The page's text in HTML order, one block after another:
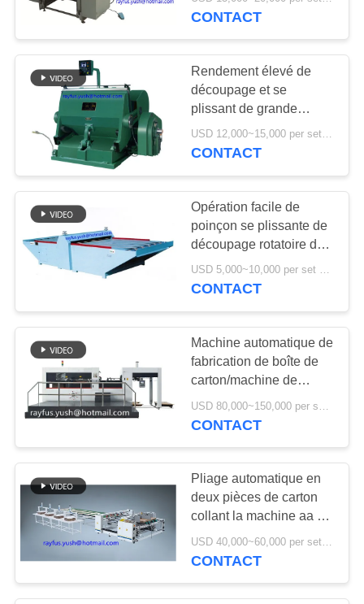
PRIVACY
POLICY
Imprimante Slotter
Die Cutter de Flexo
machine ondulée de
gifle simple
14
rouleau de papier à
la machine de
découpe de feuille
machine de
12
lamineur a adapté aux
CONTACT
Rendement élevé de
découpage et se
plissant de grande
pression de machine de
fonction multi
USD 12,000~15,000 per set MOQ:1 ensemble
CONTACT
Opération facile de
poinçon se plissante de
découpage rotatoire de
compteur de largeur
d'équipement de plate-
USD 5,000~10,000 per set MOQ:1 ensemble
CONTACT
Machine automatique de
fabrication de boîte de
carton/machine de
découpage de couche
horizontale
CONTACT
Pliage automatique en
deux pièces de carton
collant la machine aa ou
la servocommande de
feuille d'ab
USD 40,000~60,000 per set MOQ:1 ensemble
CONTACT